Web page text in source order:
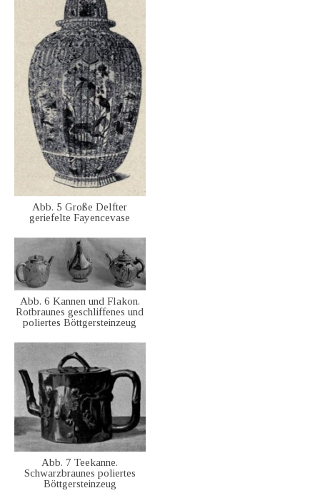
Abb. 5 Große Delfter
geriefelte Fayencevase
Abb. 6 Kannen und Flakon.
Rotbraunes geschliffenes und
poliertes Böttgersteinzeug
Abb. 7 Teekanne.
Schwarzbraunes poliertes
Böttgersteinzeug